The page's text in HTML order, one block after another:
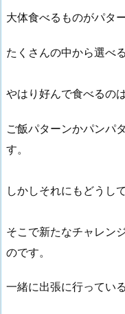
大体食べるものがパタ
たくさんの中から選べ
やはり好んで食べるの
ご飯パターンかパンパ
す。
しかしそれにもどうし
そこで新たなチャレン
のです。
一緒に出張に行ってい